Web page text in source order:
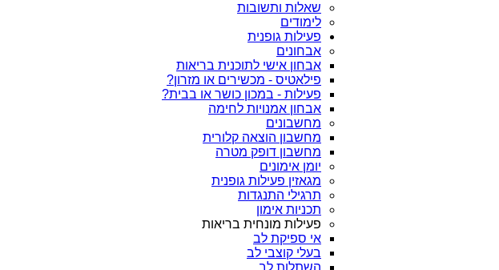
שאלות ותשובות
לימודים
פעילות גופנית
אבחונים
אבחון אישי לתוכנית בריאות
פילאטיס - מכשירים או מזרון?
פעילות - במכון כושר או בבית?
אבחון אמנויות לחימה
מחשבונים
מחשבון הוצאה קלורית
מחשבון דופק מטרה
יומן אימונים
מגאזין פעילות גופנית
תרגילי התנגדות
תכניות אימון
פעילות מונחית בריאות
אי ספיקת לב
בעלי קוצבי לב
השתלות לב